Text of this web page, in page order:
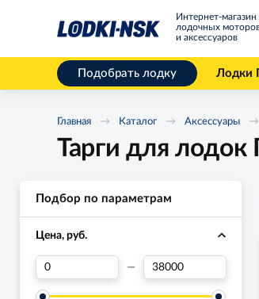
Интернет-магазин
лодочных
и аксессуаров
Подобрать лодку Лодки
Главная Каталог Аксессуары
Тарги для
Подбор по параметрам
Цена, руб.
—